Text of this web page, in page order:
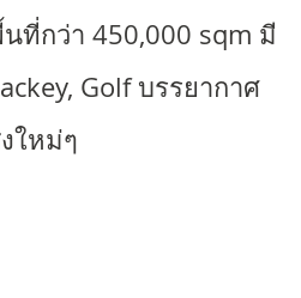
ที่กว่า 450,000 sqm มี
Golf บรรยากาศ
ใหม่ๆ